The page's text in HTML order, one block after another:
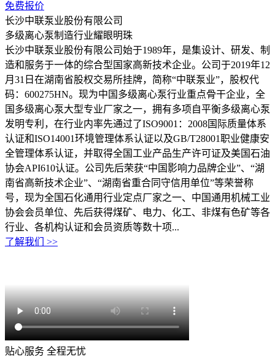
免费报价
长沙中联泵业股份有限公司
多级离心泵制造行业耀眼明珠
长沙中联泵业股份有限公司始于1989年，是集设计、研发、制
造和服务于一体的综合型国家高新技术企业。公司于2019年12
月31日在湖南省股权交易所挂牌，简称“中联泵业”，股权代
码：600275HN。现为中国多级离心泵行业重点骨干企业，全
国多级离心泵大型专业厂家之一，拥有多项自平衡多级离心泵
发明专利，在行业内率先通过了ISO9001：2008国际质量体系
认证和ISO14001环境管理体系认证以及GB/T28001职业健康安
全管理体系认证，并取得全国工业产品生产许可证及美国石油
协会API610认证。公司先后荣获“中国影响力品牌企业”、“湖
南省高新技术企业”、“湖南省重合同守信用单位”等荣誉称
号，现为全国石化通用行业定点厂家之一、中国通用机械工业
协会会员单位、先后获得煤矿、电力、化工、非煤有色矿等各
行业、各机构认证和会员资质等数十项...
了解我们 >>
贴心服务 全程无忧